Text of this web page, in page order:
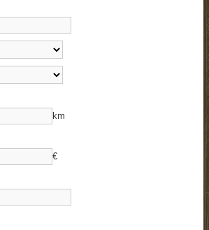
km
€